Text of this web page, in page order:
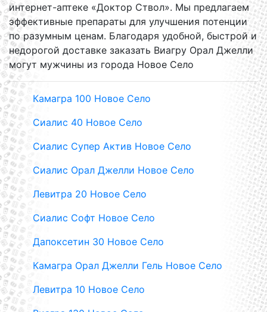
интернет-аптеке «Доктор Ствол». Мы предлагаем
эффективные препараты для улучшения потенции
по разумным ценам. Благодаря удобной, быстрой и
недорогой доставке заказать Виагру Орал Джелли
могут мужчины из города Новое Село
Камагра 100 Новое Село
Сиалис 40 Новое Село
Сиалис Супер Актив Новое Село
Сиалис Орал Джелли Новое Село
Левитра 20 Новое Село
Сиалис Софт Новое Село
Дапоксетин 30 Новое Село
Камагра Орал Джелли Гель Новое Село
Левитра 10 Новое Село